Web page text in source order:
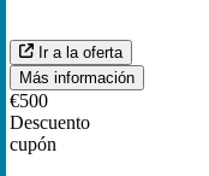
Ir a la oferta
Más información
€500
Descuento
cupón